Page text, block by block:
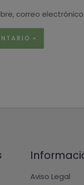
correo
Aviso Legal